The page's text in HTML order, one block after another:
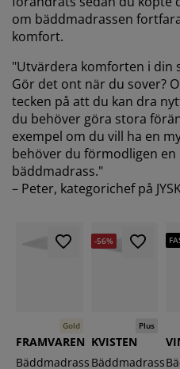
om bäddmadrassen
komfort.
"Utvärdera komforten i din
Gör det ont när du sover?
tecken på att du kan dra
du behöver göra stora
exempel om du vill ha en
behöver du förmodligen
bäddmadrass."
– Peter, kategorichef på
Gold
FRAMVAREN
Bäddmadrass
-56%
Plus
KVISTEN
Bäddmadrass